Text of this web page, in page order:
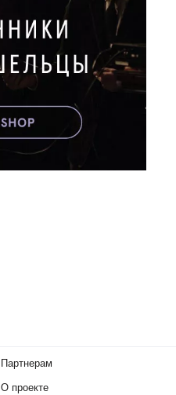
Партнерам
О проекте